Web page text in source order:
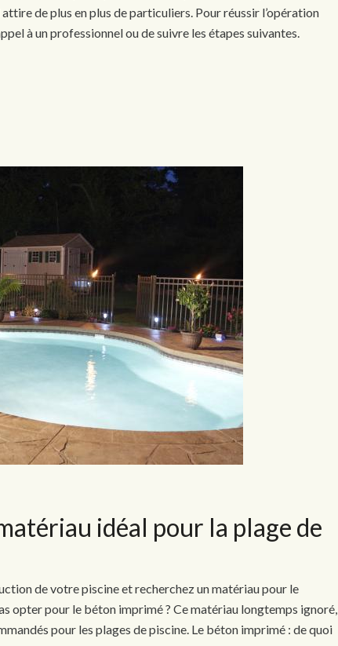
de plus en plus de particuliers. Pour réussir l’opération
à un professionnel ou de suivre les étapes suivantes.
idéal pour la plage de
de votre piscine et recherchez un matériau pour le
opter pour le béton imprimé ? Ce matériau longtemps ignoré,
pour les plages de piscine. Le béton imprimé : de quoi